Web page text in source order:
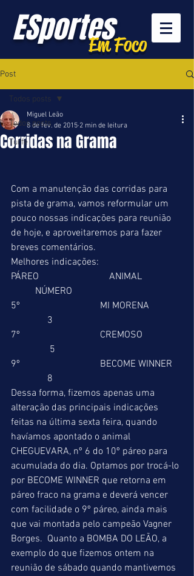
ESportesEm Foco
Post
Todos posts
Turfe
Todos posts
Corridas na Grama
Miguel Leão
8 de fev. de 2015 2 min de leitura
Com a manutenção das corridas para
pista de grama, vamos reformular um
pouco nossas indicações para reunião
de hoje, e aproveitaremos para fazer
breves comentários.
Melhores indicações:
PÁREO                             ANIMAL
          NÚMERO
5º                                 MI MORENA
               3
7º                                 CREMOSO
                5
9º                                 BECOME WINNER
               8
Dessa forma, fizemos apenas uma
alteração das principais indicações
feitas na última sexta feira, quando
havíamos apontado o animal
CHEGUEVARA, nº 6 do 10º páreo para
acumulada do dia. Optamos por trocá-lo
por BECOME WINNER que retorna em
páreo fraco na grama e deverá vencer
com facilidade o 9º páreo, ainda mais
que vai montada pelo campeão Vagner
Borges.  Quanto a BOMBA DO LEÃO, a
exemplo do que fizemos ontem na
reunião de sábado quando mantivemos